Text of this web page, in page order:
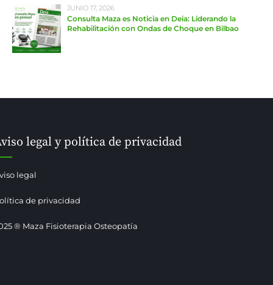
JUNIO 17, 2026
Consulta Maza es Noticia en Deia: Liderando la
Rehabilitación con Ondas de Choque en Bilbao
legal y política de privacidad
legal
de privacidad
® Maza Fisioterapia Osteopatía